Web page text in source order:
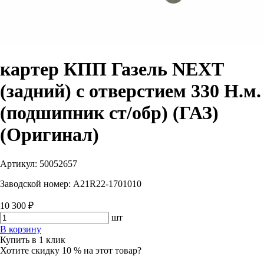
картер КПП Газель NEXT
(задний) с отверстием 330 Н.м.
(подшипник ст/обр) (ГАЗ)
(Оригинал)
Артикул: 50052657
Заводской номер: A21R22-1701010
10 300 ₽
шт
В корзину
Купить в 1 клик
Хотите скидку 10 % на этот товар?